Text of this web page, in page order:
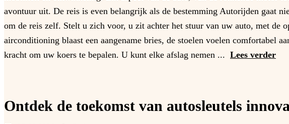
avontuur uit. De reis is even belangrijk als de bestemming Autorijden gaat
om de reis zelf. Stelt u zich voor, u zit achter het stuur van uw auto, met de
airconditioning blaast een aangename bries, de stoelen voelen comfortabel
kracht om uw koers te bepalen. U kunt elke afslag nemen ... Lees verder
Ontdek de toekomst van autosleutels